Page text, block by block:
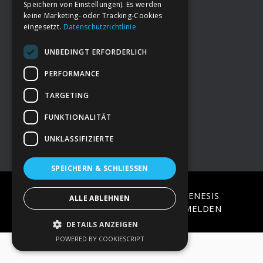
FooterDeine Spende
→ Impressum
→Kontakt zum PAO Team
COPYRIGHT © 2026 · ON
GENESIS
FRAMEWORK·WORDPRESS·ANMELDEN
Speichern von Einstellungen). Es werden
keine Marketing- oder Tracking-Cookies
eingesetzt. Datenschutzrichtlinie
UNBEDINGT ERFORDERLICH
PERFORMANCE
TARGETING
FUNKTIONALITÄT
UNKLASSIFIZIERTE
SPEICHERN & SCHLIESSEN
ALLE ABLEHNEN
DETAILS ANZEIGEN
POWERED BY COOKIESCRIPT